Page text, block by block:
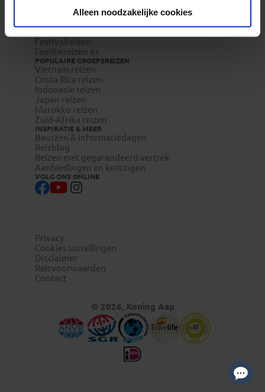
Alleen noodzakelijke cookies
Festivalreizen
Familiereizen 6+
POPULAIRE GROEPSREIZEN
Vietnam reizen
Costa Rica reizen
Indonesie reizen
Japan reizen
Marokko reizen
Zuid-Afrika reizen
INSPIRATIE & MEER
Beurzen & informatiedagen
Reisblog
Reizen met gegarandeerd vertrek
Aanbiedingen en kortingen
VOLG ONS ONLINE
Privacy
Cookies instellingen
Disclaimer
Reisvoorwaarden
Contact
© 2026, Koning Aap